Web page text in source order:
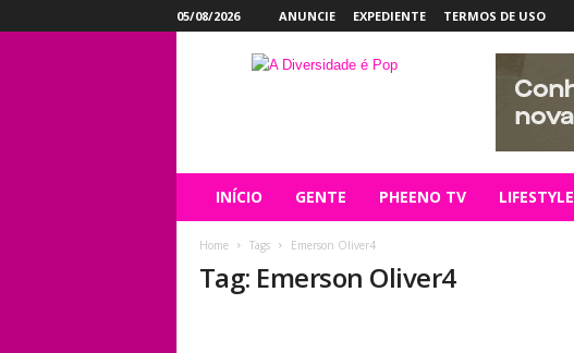
05/08/2026 ANUNCIE EXPEDIENTE TERMOS DE USO
INÍCIO GENTE PHEENO TV LIFESTYLE
Home Tags Emerson Oliver4
Tag: Emerson Oliver4